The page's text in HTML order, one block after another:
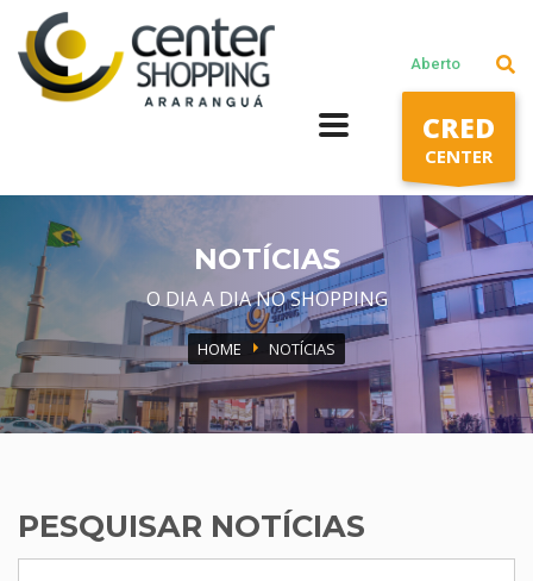
Aberto
Praça de alimentação
Cinema
Segunda a Sábado: 10h às 22h
Domingos e Feriados: 14h às 20h
CRED
CENTER
NOTÍCIAS
O DIA A DIA NO SHOPPING
HOME NOTÍCIAS
PESQUISAR NOTÍCIAS